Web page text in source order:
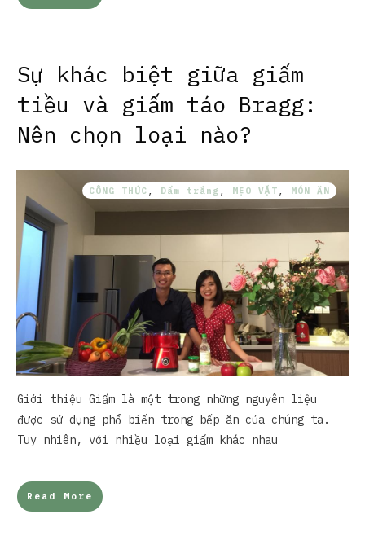
Sự khác biệt giữa giấm
tiều và giấm táo Bragg:
Nên chọn loại nào?
CÔNG THỨC Dấm trắng MẸO VẶT MÓN ĂN
Giới thiệu Giấm là một trong những nguyên liệu
được sử dụng phổ biến trong bếp ăn của chúng ta.
Tuy nhiên, với nhiều loại giấm khác nhau
Read More